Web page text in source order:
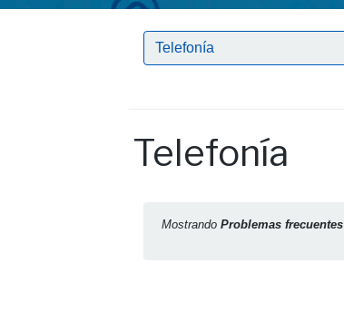
Telefonía
Telefonía
Mostrando Problemas frecuentes